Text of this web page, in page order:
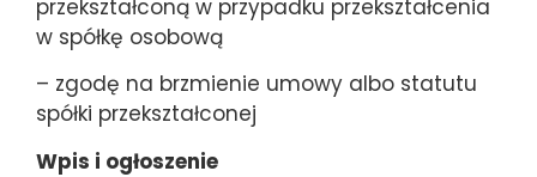
przekształconą w przypadku przekształcenia
w spółkę osobową
– zgodę na brzmienie umowy albo statutu
spółki przekształconej
Wpis i ogłoszenie